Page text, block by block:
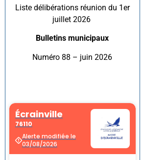
Liste délibérations réunion du 1er
juillet 2026
Bulletins municipaux
Numéro 88 – juin 2026